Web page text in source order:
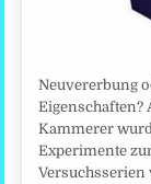
Neuvererbung
Eigenschaften?
Kammerer
Experimente
Versuchsserien